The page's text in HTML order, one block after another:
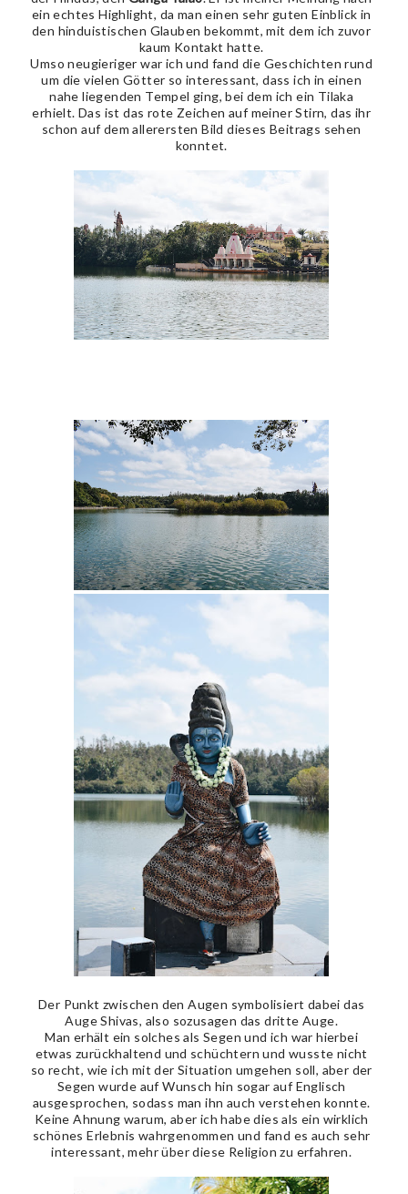
ein echtes Highlight, da man einen sehr guten Einblick in
den hinduistischen Glauben bekommt, mit dem ich zuvor
kaum Kontakt hatte.
Umso neugieriger war ich und fand die Geschichten rund
um die vielen Götter so interessant, dass ich in einen
nahe liegenden Tempel ging, bei dem ich ein Tilaka
erhielt. Das ist das rote Zeichen auf meiner Stirn, das ihr
schon auf dem allerersten Bild dieses Beitrags sehen
konntet.
Der Punkt zwischen den Augen symbolisiert dabei das
Auge Shivas, also sozusagen das dritte Auge.
Man erhält ein solches als Segen und ich war hierbei
etwas zurückhaltend und schüchtern und wusste nicht
so recht, wie ich mit der Situation umgehen soll, aber der
Segen wurde auf Wunsch hin sogar auf Englisch
ausgesprochen, sodass man ihn auch verstehen konnte.
Keine Ahnung warum, aber ich habe dies als ein wirklich
schönes Erlebnis wahrgenommen und fand es auch sehr
interessant, mehr über diese Religion zu erfahren.